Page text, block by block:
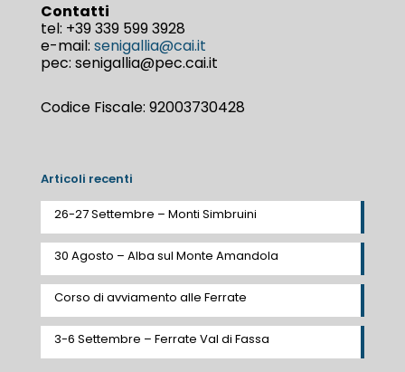
Contatti
tel: +39 339 599 3928
e-mail: senigallia@cai.it
pec: senigallia@pec.cai.it
Codice Fiscale: 92003730428
Articoli recenti
26-27 Settembre – Monti Simbruini
30 Agosto – Alba sul Monte Amandola
Corso di avviamento alle Ferrate
3-6 Settembre – Ferrate Val di Fassa